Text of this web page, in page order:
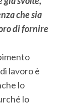
che sia
di fornire
lavoro è
lo
lo